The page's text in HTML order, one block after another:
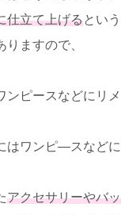
仕立て上げるという
ますので、
ンピースなどにリメ
はワンピ―スなどに
アクセサリーやバッ